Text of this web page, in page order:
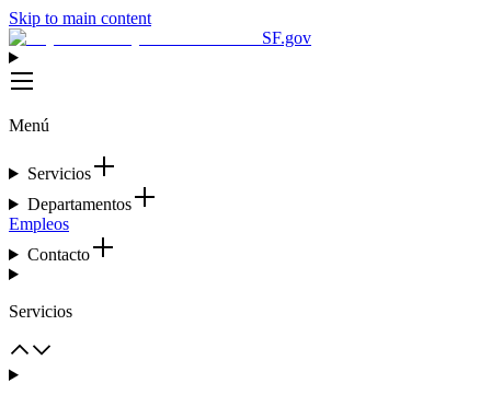
Skip to main content
SF.gov
Menú
Servicios
Departamentos
Empleos
Contacto
Servicios